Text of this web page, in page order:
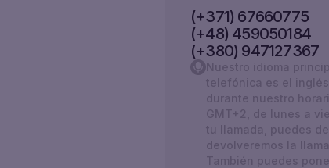
(+371) 67660775
(+48) 459050184
(+380) 947127367
Nuestro idioma
telefónica es el
durante nuestro
GMT+2, de lunes a
tu llamada, puedes
devolveremos la
También puedes